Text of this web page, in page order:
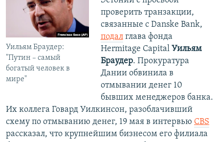
Уильям Браудер:
"Путин – самый
богатый человек в
мире"
проверить транзакции,
связанные с Danske Bank,
подалглава фонда
Hermitage Capital Уильям
Браудер. Прокуратура
Дании обвинила в
отмывании денег 10
бывших менеджеров банка.
Их коллега Говард Уилкинсон, разоблачивший
схему по отмыванию денег, 19 мая в интервью CBS
рассказал, что крупнейшим бизнесом его филиала